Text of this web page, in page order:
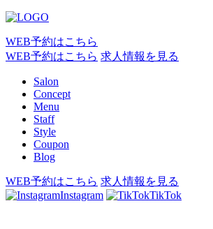
WEB予約はこちら
WEB予約はこちら 求人情報を見る
Salon
Concept
Menu
Staff
Style
Coupon
Blog
WEB予約はこちら 求人情報を見る
Instagram
TikTok